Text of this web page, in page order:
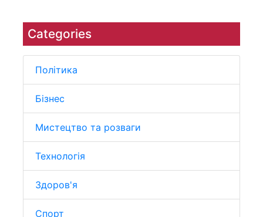
Categories
Політика
Бізнес
Мистецтво та розваги
Технологія
Здоров'я
Спорт